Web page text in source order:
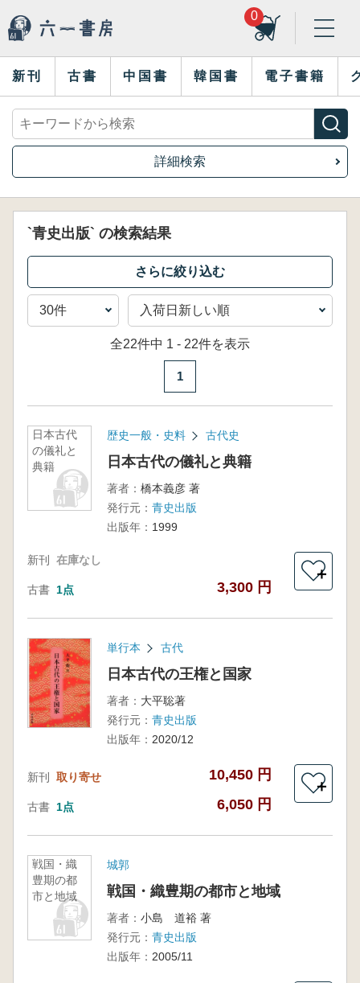
0
新刊 古書 中国書 韓国書 電子書籍
詳細検索
`青史出版` の検索結果
全22件中 1 - 22件を表示
1
日本古代
の儀礼と
典籍
歴史一般・史料 古代史
日本古代の儀礼と典籍
著者： 橋本義彦 著
発行元： 青史出版
出版年： 1999
新刊 在庫なし
古書 1点 3,300 円
＋
単行本 古代
日本古代の王権と国家
著者： 大平聡著
発行元： 青史出版
出版年： 2020/12
新刊 取り寄せ 10,450 円
古書 1点 6,050 円
＋
戦国・織
豊期の都
市と地域
城郭
戦国・織豊期の都市と地域
著者： 小島 道裕 著
発行元： 青史出版
出版年： 2005/11